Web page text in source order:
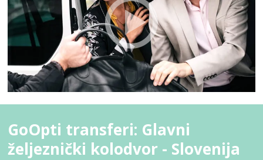
GoOpti transferi: Glavni
željeznički kolodvor - Slovenija